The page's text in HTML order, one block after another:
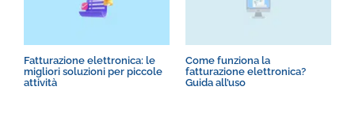
Fatturazione elettronica: le
migliori soluzioni per piccole
attività
Come funziona la
fatturazione elettronica?
Guida all’uso